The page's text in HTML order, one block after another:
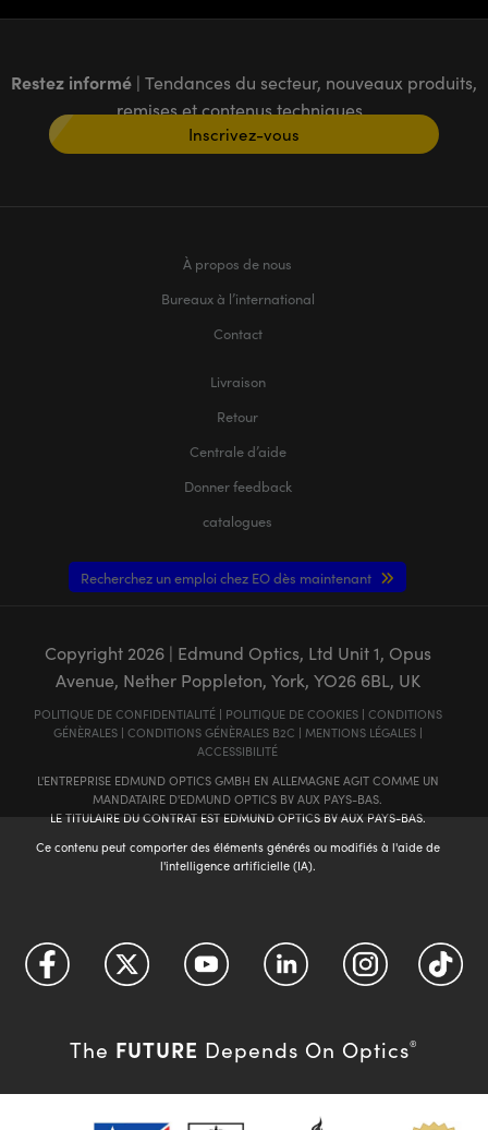
Restez informé | Tendances du secteur, nouveaux produits,
remises et contenus techniques
Inscrivez-vous
À propos de nous
Bureaux à l’international
Contact
Livraison
Retour
Centrale d’aide
Donner feedback
catalogues
Recherchez un emploi chez EO dès maintenant
Copyright 2026| Edmund Optics, Ltd Unit 1, Opus
Avenue, Nether Poppleton, York, YO26 6BL, UK
POLITIQUE DE CONFIDENTIALITÉ| POLITIQUE DE COOKIES| CONDITIONS
GÉNÈRALES| CONDITIONS GÉNÈRALES B2C | MENTIONS LÉGALES|
ACCESSIBILITÉ
L'ENTREPRISE EDMUND OPTICS GMBH EN ALLEMAGNE AGIT COMME UN
MANDATAIRE D'EDMUND OPTICS BV AUX PAYS-BAS.
LE TITULAIRE DU CONTRAT EST EDMUND OPTICS BV AUX PAYS-BAS.
Ce contenu peut comporter des éléments générés ou modifiés à l'aide de
l'intelligence artificielle (IA).
The FUTURE Depends On Optics®